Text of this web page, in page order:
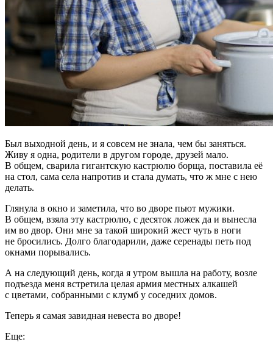
Был выходной день, и я совсем не знала, чем бы заняться.
Живу я одна, родители в другом городе, друзей мало.
В общем, сварила гигантскую кастрюлю борща, поставила её
на стол, сама села напротив и стала думать, что ж мне с нею
делать.
Глянула в окно и заметила, что во дворе пьют мужики.
В общем, взяла эту кастрюлю, с десяток ложек да и вынесла
им во двор. Они мне за такой широкий жест чуть в ноги
не бросились. Долго благодарили, даже серенады петь под
окнами порывались.
А на следующий день, когда я утром вышла на работу, возле
подъезда меня встретила целая армия местных алкашей
с цветами, собранными с клумб у соседних домов.
Теперь я самая завидная невеста во дворе!
Еще: